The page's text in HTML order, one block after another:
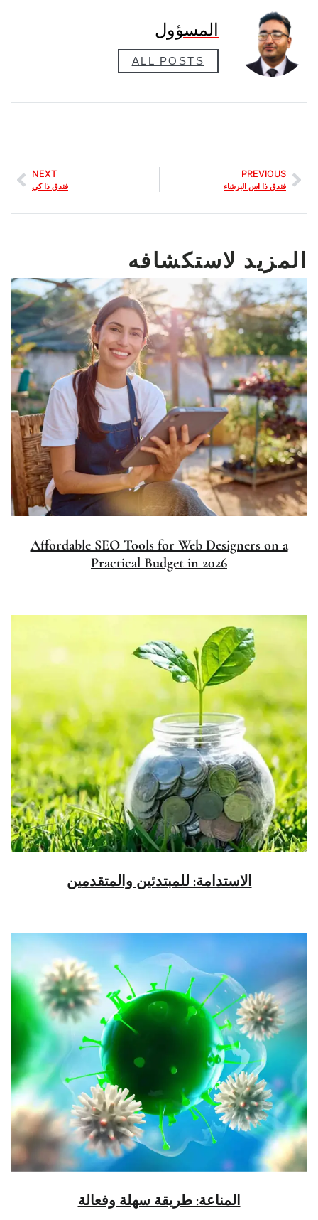
المسؤول
ALL POSTS
PREVIOUS
فندق ذا اس البرشاء
NEXT
فندق ذا كي
المزيد لاستكشافه
Affordable SEO Tools for Web Designers on a
Practical Budget in 2026
الاستدامة: للمبتدئين والمتقدمين
المناعة: طريقة سهلة وفعالة